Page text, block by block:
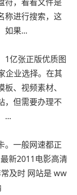
称进行搜索，这
如果...
1亿张正版优质图
企业选择。在其
、视频素材、
，但需要办理不
...
。一般网速都正
新2011电影高清
及时 网站是 ww